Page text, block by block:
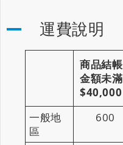
運費說明
商品結帳
金額未滿
$40,000
一般地
區
600